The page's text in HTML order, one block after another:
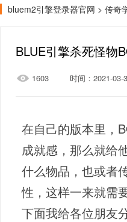
bluem2引擎登录器官网 > 传奇
BLUE引擎杀死怪物
1603 时间：2021-03-
在自己的版本里，
成就感，那么就给
什么物品，也或者
性，这样一来就需
下面我给各位朋友